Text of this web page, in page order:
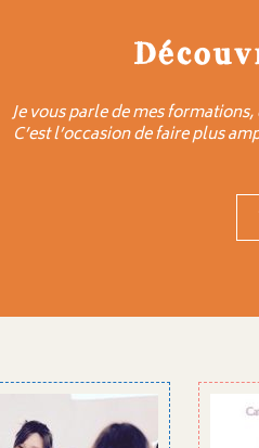
Je vous parle de mes
C’est l’occasion de faire plus